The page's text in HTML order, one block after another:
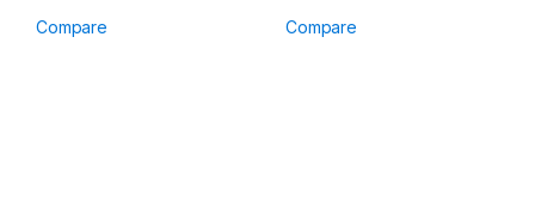
Compare Compare